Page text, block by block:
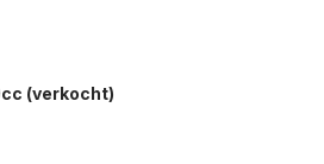
(verkocht)